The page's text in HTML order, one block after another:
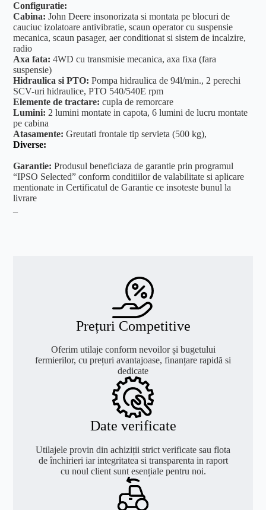
Configuratie:
Cabina:John Deere insonorizata si montata pe blocuri de
cauciuc izolatoare antivibratie, scaun operator cu suspensie
mecanica, scaun pasager, aer conditionat si sistem de incalzire,
radio
Axa fata:4WD cu transmisie mecanica, axa fixa (fara
suspensie)
Hidraulica si PTO:Pompa hidraulica de 94l/min., 2 perechi
SCV-uri hidraulice, PTO 540/540E rpm
Elemente de tractare:cupla de remorcare
Lumini: 2 lumini montate in capota, 6 lumini de lucru montate
pe cabina
Atasamente:Greutati frontale tip servieta (500 kg),
Diverse:
Garantie: Produsul beneficiaza de garantie prin programul
“IPSO Selected” conform conditiilor de valabilitate si aplicare
mentionate in Certificatul de Garantie ce insoteste bunul la
livrare
Prețuri Competitive
Oferim utilaje conform nevoilor și bugetului
fermierilor, cu prețuri avantajoase, finanțare rapidă si
dedicate
Date verificate
Utilajele provin din achiziții strict verificate sau flota
de închirieri iar integritatea si transparenta in raport
cu noul client sunt esențiale pentru noi.